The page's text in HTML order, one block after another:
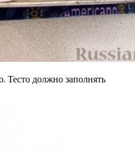
Тесто должно заполнять